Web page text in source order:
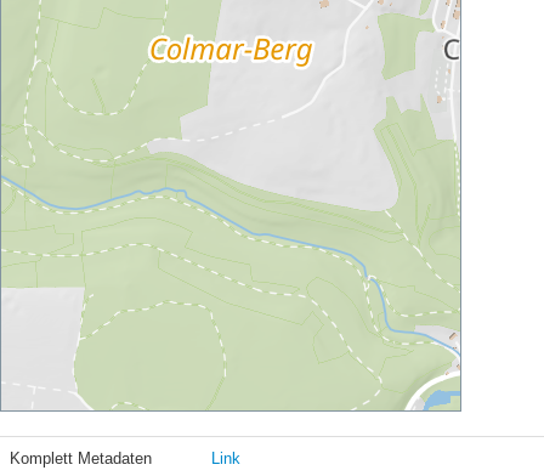
Komplett Metadaten Link